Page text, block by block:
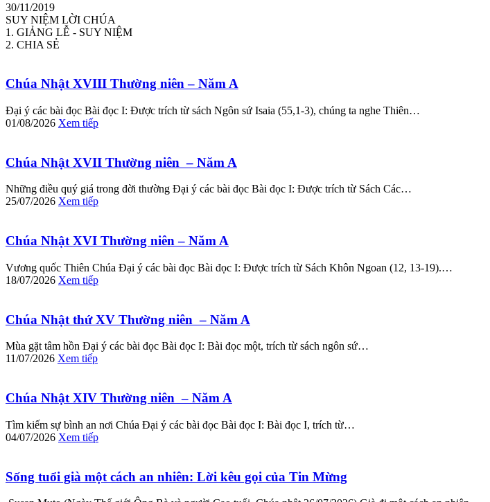
30/11/2019
SUY NIỆM LỜI CHÚA
1. GIẢNG LỄ - SUY NIỆM
2. CHIA SẺ
Chúa Nhật XVIII Thường niên – Năm A
Đại ý các bài đọc Bài đọc I: Được trích từ sách Ngôn sứ Isaia (55,1-3), chúng ta nghe Thiên…
01/08/2026 Xem tiếp
Chúa Nhật XVII Thường niên – Năm A
Những điều quý giá trong đời thường Đại ý các bài đọc Bài đọc I: Được trích từ Sách Các…
25/07/2026 Xem tiếp
Chúa Nhật XVI Thường niên – Năm A
Vương quốc Thiên Chúa Đại ý các bài đọc Bài đọc I: Được trích từ Sách Khôn Ngoan (12, 13-19).…
18/07/2026 Xem tiếp
Chúa Nhật thứ XV Thường niên – Năm A
Mùa gặt tâm hồn Đại ý các bài đọc Bài đọc I: Bài đọc một, trích từ sách ngôn sứ…
11/07/2026 Xem tiếp
Chúa Nhật XIV Thường niên – Năm A
Tìm kiếm sự bình an nơi Chúa Đại ý các bài đọc Bài đọc I: Bài đọc I, trích từ…
04/07/2026 Xem tiếp
Sống tuổi già một cách an nhiên: Lời kêu gọi của Tin Mừng